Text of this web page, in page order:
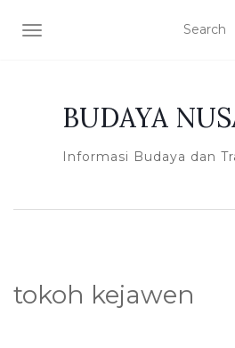
TOGGLE NAVIGATION
BUDAYA
Informasi Budaya dan
tokoh kejawen